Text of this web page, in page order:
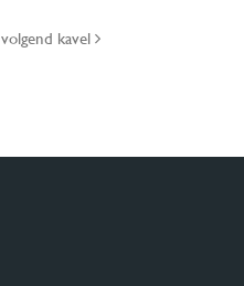
volgend kavel